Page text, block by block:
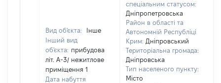
Вид об'єкта:
Інше
Інший вид
об'єкта: прибудова
літ. А-3/ нежитлове
приміщення 1
Дата набуття
спеціальним статусом:
Дніпропетровська
Район в області та
Автономній Республіці
Крим: Дніпровський
Територіальна громада:
Дніпровська
Тип населеного пункту:
Місто